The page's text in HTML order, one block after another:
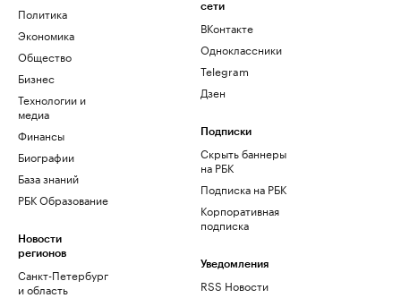
Политика
Экономика
Общество
Бизнес
Технологии и
медиа
Финансы
Биографии
База знаний
РБК Образование
Новости
регионов
Санкт-Петербург
и область
сети
ВКонтакте
Одноклассники
Telegram
Дзен
Подписки
Скрыть баннеры
на РБК
Подписка на РБК
Корпоративная
подписка
Уведомления
RSS Новости